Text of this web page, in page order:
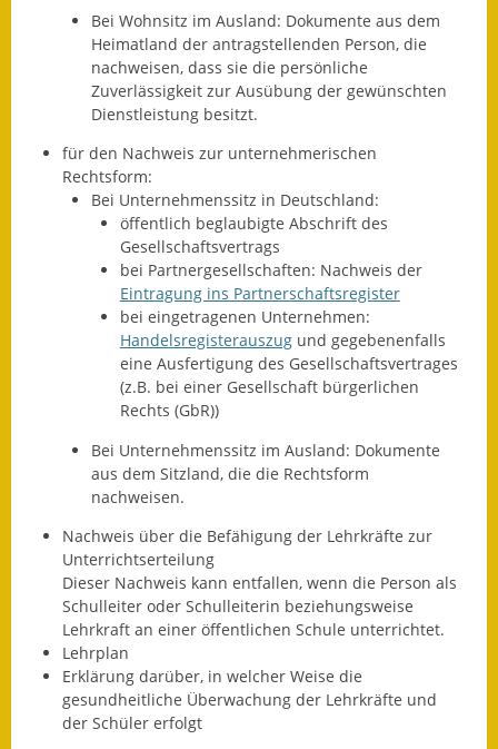
Bauwasser/Wasser/Abwasser
Bebauungspläne
Bodenrichtwerte
Flächennutzungsplan
Gerätehütten
Gutachterausschuss
Landessanierungsprogramm
Mietspiegel
Rückstausicherung von
Hochwassergefahrenkarte
Bürgerhaus
Grundschule &
Kernzeitbetreuung
Integration und Asyl
Bevölkerungsschutz
Bei Wohnsitz im Ausland: Dokumente aus dem
Heimatland der antragstellenden Person, die
nachweisen, dass sie die persönliche
Zuverlässigkeit zur Ausübung der gewünschten
Dienstleistung besitzt.
für den Nachweis zur unternehmerischen
Rechtsform:
Bei Unternehmenssitz in Deutschland:
öffentlich beglaubigte Abschrift des
Gesellschaftsvertrags
bei Partnergesellschaften: Nachweis der
Eintragung ins Partnerschaftsregister
bei eingetragenen Unternehmen:
Handelsregisterauszugund gegebenenfalls
eine Ausfertigung des Gesellschaftsvertrages
(z.B. bei einer Gesellschaft bürgerlichen
Rechts (GbR))
Bei Unternehmenssitz im Ausland: Dokumente
aus dem Sitzland, die die Rechtsform
nachweisen.
Nachweis über die Befähigung der Lehrkräfte zur
Unterrichtserteilung
Dieser Nachweis kann entfallen, wenn die Person als
Schulleiter oder Schulleiterin beziehungsweise
Lehrkraft an einer öffentlichen Schule unterrichtet.
Lehrplan
Erklärung darüber, in welcher Weise die
gesundheitliche Überwachung der Lehrkräfte und
der Schüler erfolgt